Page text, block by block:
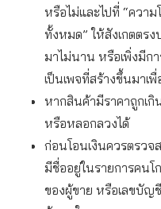
หรือไม่และไปที่ “ความ
ทั้งหมด” ให้สังเกตตร
มาไม่นาน หรือเพิ่งมีก
เป็นเพจที่สร้างขึ้นมาเ
หากสินค้ามีราคาถูกเกิ
หรือหลอกลวงได้
ก่อนโอนเงินควรตรว
มีชื่ออยู่ในรายการคน
ของผู้ขาย หรือเลขบัญ